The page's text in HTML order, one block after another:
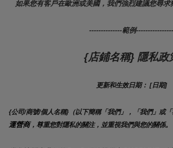
如果您有客戶在歐洲或美國，我們強烈建議您尋求
--------------範例----------------
{店鋪名稱} 隱私政
更新和生效日期： [日期]
{公司/商號/個人名稱}（以下簡稱「我們」，「我們」或
運營商，尊重您對隱私的關注，並重視我們與您的關係。